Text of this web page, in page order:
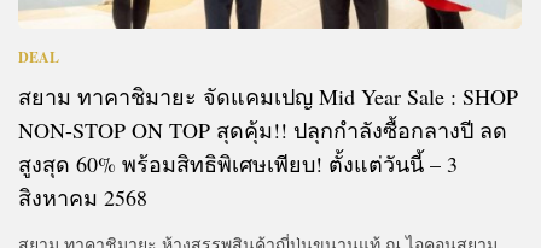
DEAL
สยาม ทาคาชิมายะ จัดแคมเปญ Mid Year Sale : SHOP
NON-STOP ON TOP สุดคุ้ม!! ปลุกกำลังซื้อกลางปี ลด
สูงสุด 60% พร้อมสิทธิพิเศษเพียบ! ตั้งแต่วันนี้ – 3
สิงหาคม 2568
สยาม ทาคาชิมายะ ห้างสรรพสินค้าญี่ปุ่นขนานแท้ ณ ไอคอนสยาม